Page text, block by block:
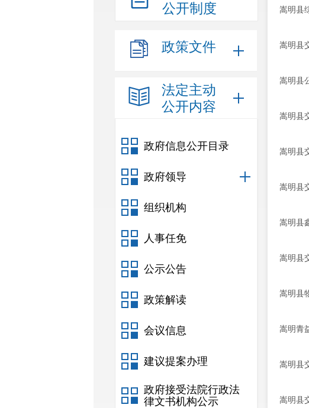
公开制度
政策文件
法定主动
公开内容
政府信息公开目录
政府领导
组织机构
人事任免
公示公告
政策解读
会议信息
建议提案办理
政府接受法院行政法
律文书机构公示
嵩明县
嵩明县
嵩明县
嵩明县
嵩明县
嵩明县
嵩明县
嵩明县
嵩明县
嵩明青
嵩明县
嵩明县